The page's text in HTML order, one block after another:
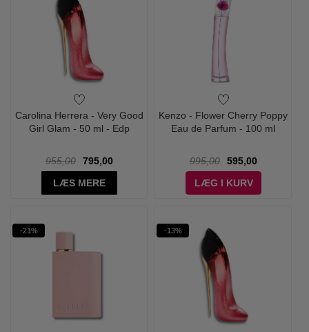
Carolina Herrera - Very Good
Girl Glam - 50 ml - Edp
955,00
795,00
LÆS MERE
Kenzo - Flower Cherry Poppy
Eau de Parfum - 100 ml
995,00
595,00
LÆG I KURV
-21% -13%